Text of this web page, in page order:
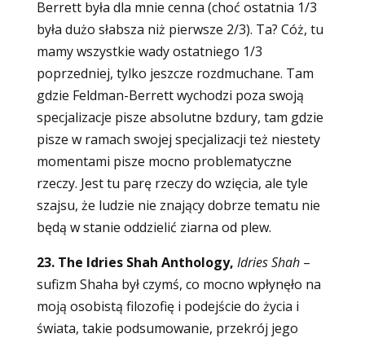
Berrett była dla mnie cenna (choć ostatnia 1/3
była dużo słabsza niż pierwsze 2/3). Ta? Cóż, tu
mamy wszystkie wady ostatniego 1/3
poprzedniej, tylko jeszcze rozdmuchane. Tam
gdzie Feldman-Berrett wychodzi poza swoją
specjalizacje pisze absolutne bzdury, tam gdzie
pisze w ramach swojej specjalizacji też niestety
momentami pisze mocno problematyczne
rzeczy. Jest tu parę rzeczy do wzięcia, ale tyle
szajsu, że ludzie nie znający dobrze tematu nie
będą w stanie oddzielić ziarna od plew.
23. The Idries Shah Anthology, Idries Shah–
sufizm Shaha był czymś, co mocno wpłynęło na
moją osobistą filozofię i podejście do życia i
świata, takie podsumowanie, przekrój jego